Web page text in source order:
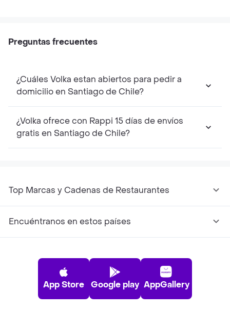
Preguntas frecuentes
¿Cuáles Volka estan abiertos para pedir a
domicilio en Santiago de Chile?
¿Volka ofrece con Rappi 15 días de envíos
gratis en Santiago de Chile?
Top Marcas y Cadenas de Restaurantes
Encuéntranos en estos países
App Store Google play AppGallery